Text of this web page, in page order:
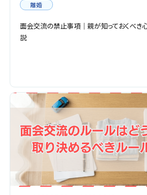
離婚
面会交流の禁止事項｜親が知っておくべき
説